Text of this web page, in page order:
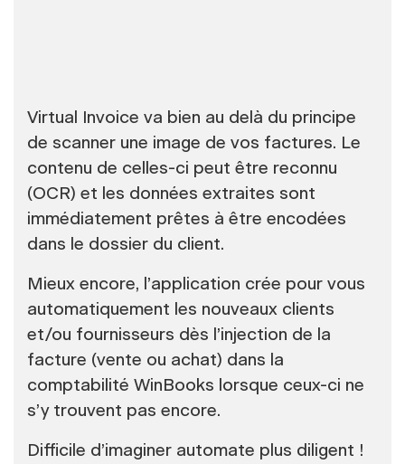
Virtual Invoice va bien au delà du principe
de scanner une image de vos factures. Le
contenu de celles-ci peut être reconnu
(OCR) et les données extraites sont
immédiatement prêtes à être encodées
dans le dossier du client.
Mieux encore, l’application crée pour vous
automatiquement les nouveaux clients
et/ou fournisseurs dès l’injection de la
facture (vente ou achat) dans la
comptabilité WinBooks lorsque ceux-ci ne
s’y trouvent pas encore.
Difficile d’imaginer automate plus diligent !